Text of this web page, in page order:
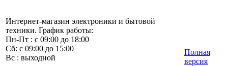
Интернет-магазин электроники и бытовой
техники. График работы:
Пн-Пт : с 09:00 до 18:00
Сб: с 09:00 до 15:00
Вс : выходной
Полная
версия